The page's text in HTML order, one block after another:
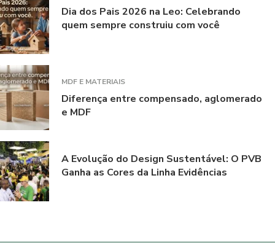
Dia dos Pais 2026 na Leo: Celebrando
quem sempre construiu com você
MDF E MATERIAIS
Diferença entre compensado, aglomerado
e MDF
A Evolução do Design Sustentável: O PVB
Ganha as Cores da Linha Evidências